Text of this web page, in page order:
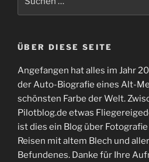
ÜBER DIESE SEITE
Angefangen hat alles im Jahr
der Auto-Biografie eines Alt-
schönsten Farbe der Welt.
Pilotblog.de etwas
ist dies ein Blog über
Reisen mit altem Blech und
Befundenes. Danke für Ihre